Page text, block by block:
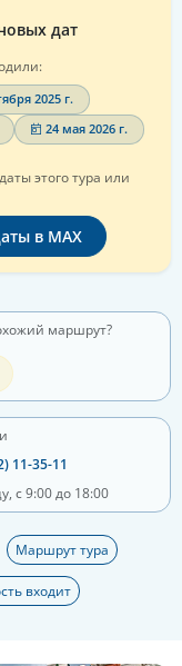
дат
2025 г.
24 мая 2026 г.
этого тура или
в MAX
маршрут?
11-35-11
с 9:00 до 18:00
Маршрут тура
входит